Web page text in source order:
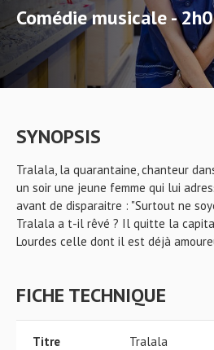
Comédie musicale -
SYNOPSIS
Tralala, la quarantaine, chanteur
un soir une jeune femme qui lui
avant de disparaitre : "Surtout ne
Tralala a t-il rêvé ? Il quitte la
Lourdes celle dont il est déjà
FICHE TECHNIQUE
Titre Tralala